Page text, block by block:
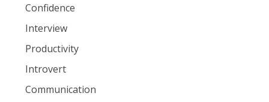
Confidence
Interview
Productivity
Introvert
Communication